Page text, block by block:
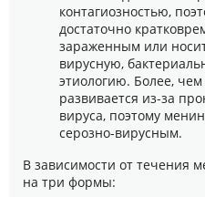
контагиозностью,
достаточно
зараженным или
вирусную,
этиологию. Более, чем
развивается из-за
вируса, поэтому
серозно-вирусным.
В зависимости от течения
на три формы: